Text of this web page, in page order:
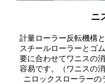
ニ
計量ローラー反転機構
スチールローラーとゴ
要に合わせてワニスの
容易です。（ワニスの
ニロックスローラーの